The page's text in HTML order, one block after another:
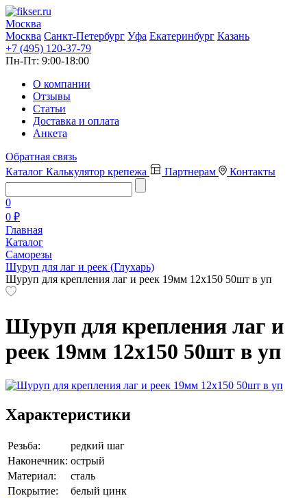
Москва
Москва Санкт-Петербург Уфа Екатеринбург Казань
+7 (495) 120-37-79
Пн-Пт: 9:00-18:00
О компании
Отзывы
Статьи
Доставка и оплата
Анкета
Обратная связь
Каталог Калькулятор крепежа Партнерам Контакты
0
0 ₽
Главная
Каталог
Саморезы
Шуруп для лаг и реек (Глухарь)
Шуруп для крепления лаг и реек 19мм 12х150 50шт в уп
Шуруп для крепления лаг и
реек 19мм 12х150 50шт в уп
Характеристики
Резьба:
редкий шаг
Наконечник: острый
Материал:
сталь
Покрытие:
белый цинк